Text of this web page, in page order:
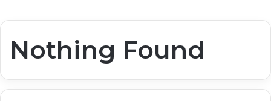
Nothing Found